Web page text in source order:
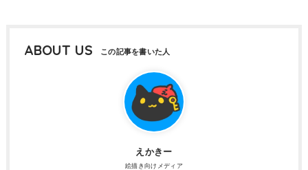
ABOUT US
えかきー
絵描き向けメディア